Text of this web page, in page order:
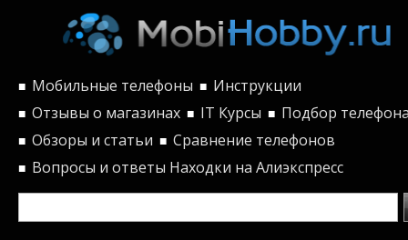
■ Мобильные телефоны ■ Инструкции
■ Отзывы о магазинах ■ IT Курсы ■ Подбор
■ Обзоры и статьи ■ Сравнение телефонов
■ Вопросы и ответы Находки на Алиэкспресс